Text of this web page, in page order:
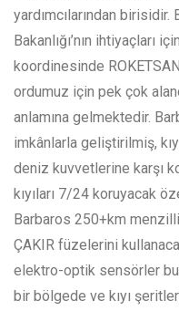
yardımcılarından
Bakanlığı’nın ihtiyaçları
koordinesinde
ordumuz için pek çok
anlamına gelmektedir.
imkânlarla geliştirilmiş,
deniz kuvvetlerine karşı
kıyıları 7/24 koruyacak
Barbaros 250+km
ÇAKIR füzelerini
elektro-optik sensörler
bir bölgede ve kıyı